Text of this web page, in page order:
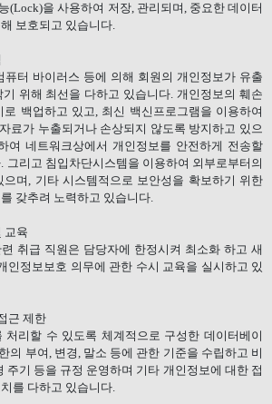
(Lock)을 사용하여 저장, 관리되며, 중요한 데이터
보호되고 있습니다.
퓨터 바이러스 등에 의해 회원의 개인정보가 유출
위해 최선을 다하고 있습니다.개인정보의 훼손
로 백업하고 있고, 최신 백신프로그램을 이용하여
료가 누출되거나 손상되지 않도록 방지하고 있으
여 네트워크상에서 개인정보를 안전하게 전송할
. 그리고 침입차단시스템을 이용하여 외부로부터의
으며, 기타 시스템적으로 보안성을 확보하기 위한
갖추려 노력하고 있습니다.
교육
취급 직원은 담당자에 한정시켜 최소화 하고 새
인정보보호 의무에 관한 수시 교육을 실시하고 있
근 제한
처리할 수 있도록 체계적으로 구성한 데이터베이
의 부여, 변경, 말소 등에 관한 기준을 수립하고 비
주기 등을 규정 운영하며 기타 개인정보에 대한 접
를 다하고 있습니다.